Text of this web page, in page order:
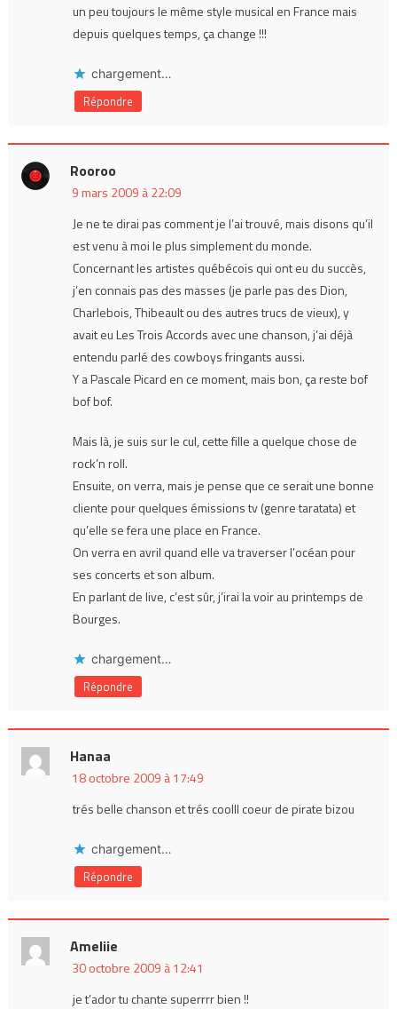
un peu toujours le même style musical en France mais
depuis quelques temps, ça change !!!
chargement…
Répondre
Rooroo
9 mars 2009 à 22:09
Je ne te dirai pas comment je l’ai trouvé, mais disons qu’il
est venu à moi le plus simplement du monde.
Concernant les artistes québécois qui ont eu du succès,
j’en connais pas des masses (je parle pas des Dion,
Charlebois, Thibeault ou des autres trucs de vieux), y
avait eu Les Trois Accords avec une chanson, j’ai déjà
entendu parlé des cowboys fringants aussi.
Y a Pascale Picard en ce moment, mais bon, ça reste bof
bof bof.
Mais là, je suis sur le cul, cette fille a quelque chose de
rock’n roll.
Ensuite, on verra, mais je pense que ce serait une bonne
cliente pour quelques émissions tv (genre taratata) et
qu’elle se fera une place en France.
On verra en avril quand elle va traverser l’océan pour
ses concerts et son album.
En parlant de live, c’est sûr, j’irai la voir au printemps de
Bourges.
chargement…
Répondre
Hanaa
18 octobre 2009 à 17:49
trés belle chanson et trés coolll coeur de pirate bizou
chargement…
Répondre
Ameliie
30 octobre 2009 à 12:41
je t’ador tu chante superrrr bien !!